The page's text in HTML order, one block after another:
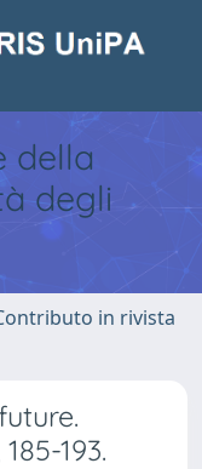
della
degli
in rivista
193.